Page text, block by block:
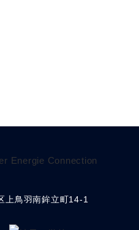
上鳥羽南鉾立町14-1